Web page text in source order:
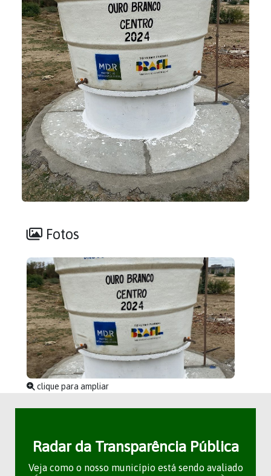
Fotos
clique para ampliar
Radar da Transparência Pública
Veja como o nosso município está sendo avaliado